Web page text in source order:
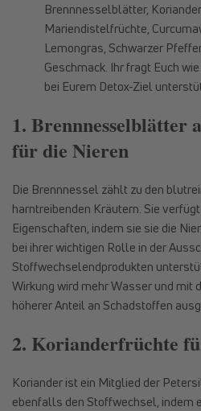
Brennnesselblätter,
Mariendistelfrüchte,
Lemongras, Schwarzer
Geschmack. Ihr fragt Euch
bei Eurem Detox-Ziel
1. Brennnesselblätter
für die Nieren
Die Brennnessel zählt zu den
harntreibenden Kräutern. Sie
Eigenschaften, indem sie sie die
bei ihrer wichtigen Rolle in der
Stoffwechselendprodukten
Wirkung wird mehr Wasser und mit
höherer Anteil an Schadstoffen
2. Korianderfrüchte
Koriander ist ein Mitglied der
ebenfalls den Stoffwechsel, indem